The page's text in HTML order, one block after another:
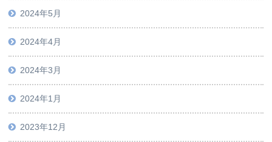
2024年5月
2024年4月
2024年3月
2024年1月
2023年12月